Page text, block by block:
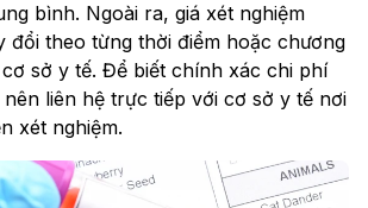
bình. Ngoài ra, giá xét nghiệm
đổi theo từng thời điểm hoặc chương
sở y tế. Để biết chính xác chi phí
liên hệ trực tiếp với cơ sở y tế nơi
xét nghiệm.